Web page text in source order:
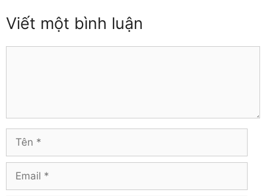
Đồng Tháp
Hòa Bình
Hậu Giang
Hưng Yên
Khánh Hòa
Vĩnh Phúc
Viết một bình luận
Tên
Email